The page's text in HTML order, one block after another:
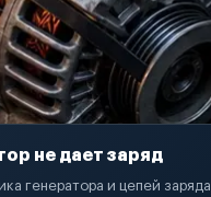
не дает заряд
генератора и цепей заряда,